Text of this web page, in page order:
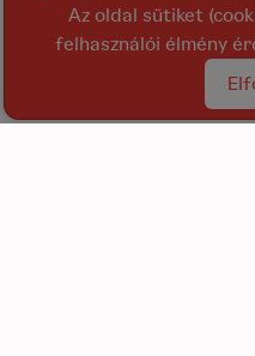
Az oldal sütiket
felhasználói élmény